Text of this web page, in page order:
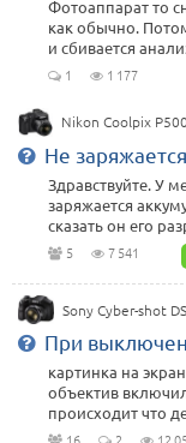
Фотоаппарат то
как обычно.
и сбивается
1 1 177
Nikon Coolpix P500
Не
Здравствуйте. У
заряжается
сказать он его
5 7 541
Sony Cyber-shot
При
картинка на
объектив
происходит что
16 2 12